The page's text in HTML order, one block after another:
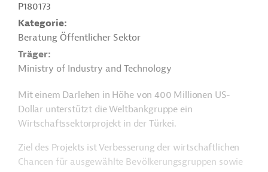
P180173
Kategorie
Beratung Öffentlicher Sektor
Träger
Ministry of Industry and Technology
Mit einem Darlehen in Höhe von 400 Millionen US-
Dollar unterstützt die Weltbankgruppe ein
Wirtschaftssektorprojekt in der Türkei.
Ziel des Projekts ist Verbesserung der wirtschaftlichen
Chancen für ausgewählte Bevölkerungsgruppen sowie